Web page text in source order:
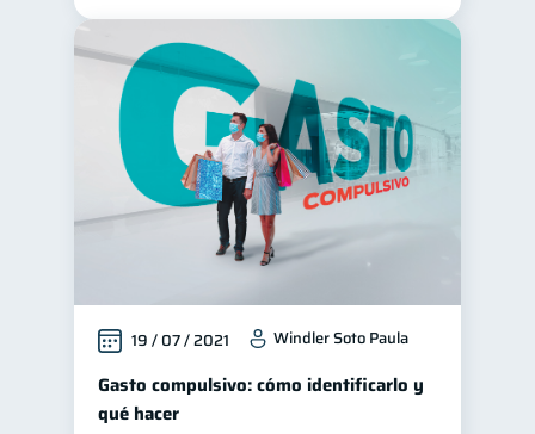
19 / 07 / 2021 Windler Soto Paula
Gasto compulsivo: cómo identificarlo y
qué hacer